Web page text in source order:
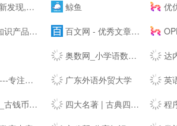
生物医药新媒体门户 鲸鱼 优优教程网---免费
务的私域运营工具 百文网 - 优秀文章分享平台 OPEN
奥数网_小学语数英、家庭教育专业网站 达内教
留学英语考试留学培训机构 广东外语外贸大学 英语
币_金银锭_杂项 四大名著 | 古典四大名著小说 程序员客